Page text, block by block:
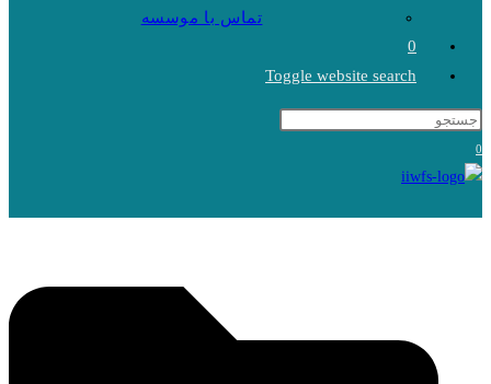
تماس با موسسه
0
Toggle website search
0